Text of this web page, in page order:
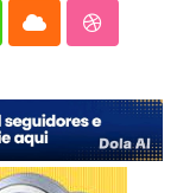
Cloud